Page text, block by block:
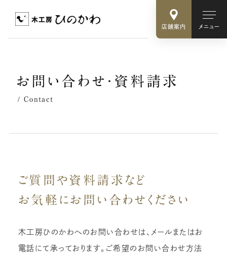
店舗案内 メニュー
お 問 い 合 わ せ ・ 資 料 請 求
Contact
ご質問や資料請求など
お気軽に お問い合わせください
木工房ひのかわへのお問い合わせは、メールまたはお
電話にて承っております。 ご希望のお問い合わせ方法